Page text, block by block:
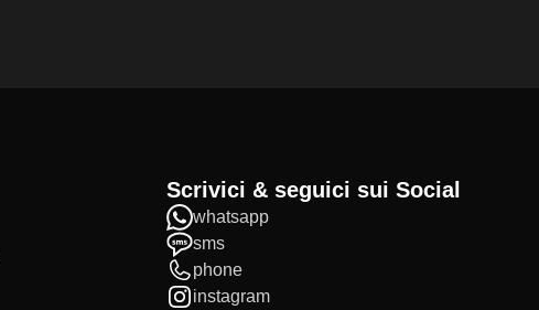
Scrivici & seguici sui Social
whatsapp
sms
phone
instagram